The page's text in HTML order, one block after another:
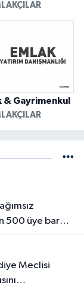
& Gayrimenkul
500 üye barajı